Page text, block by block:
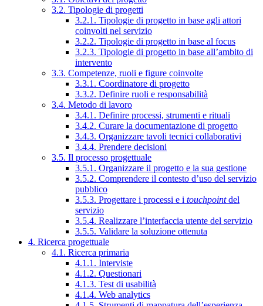
3.2. Tipologie di progetti
3.2.1. Tipologie di progetto in base agli attori
coinvolti nel servizio
3.2.2. Tipologie di progetto in base al focus
3.2.3. Tipologie di progetto in base all’ambito di
intervento
3.3. Competenze, ruoli e figure coinvolte
3.3.1. Coordinatore di progetto
3.3.2. Definire ruoli e responsabilità
3.4. Metodo di lavoro
3.4.1. Definire processi, strumenti e rituali
3.4.2. Curare la documentazione di progetto
3.4.3. Organizzare tavoli tecnici collaborativi
3.4.4. Prendere decisioni
3.5. Il processo progettuale
3.5.1. Organizzare il progetto e la sua gestione
3.5.2. Comprendere il contesto d’uso del servizio
pubblico
3.5.3. Progettare i processi e i touchpointdel
servizio
3.5.4. Realizzare l’interfaccia utente del servizio
3.5.5. Validare la soluzione ottenuta
4. Ricerca progettuale
4.1. Ricerca primaria
4.1.1. Interviste
4.1.2. Questionari
4.1.3. Test di usabilità
4.1.4. Web analytics